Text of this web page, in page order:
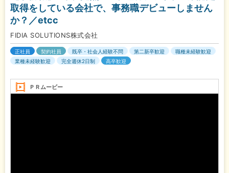
取得をしている会社で、事務職デビューしません
か？／etcc
FIDIA SOLUTIONS株式会社
正社員 契約社員 既卒・社会人経験不問 第二新卒歓迎
職種未経験歓迎
業種未経験歓迎
完全週休2日制 高卒歓迎
ＰＲムービー